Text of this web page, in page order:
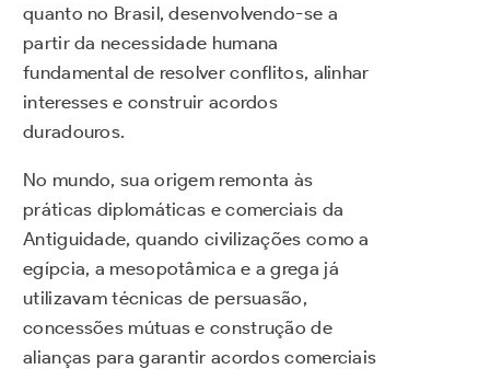
quanto no Brasil, desenvolvendo-se a
partir da necessidade humana
fundamental de resolver conflitos, alinhar
interesses e construir acordos
duradouros.
No mundo, sua origem remonta às
práticas diplomáticas e comerciais da
Antiguidade, quando civilizações como a
egípcia, a mesopotâmica e a grega já
utilizavam técnicas de persuasão,
concessões mútuas e construção de
alianças para garantir acordos comerciais